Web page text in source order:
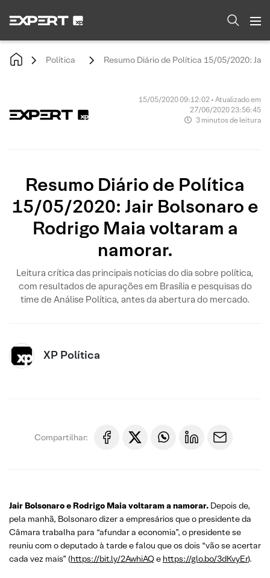
Política Resumo Diário de Política 15/05/2020:
15/05/2020 09:12:02 • Atualizado em
27/06/2020 23:56:45
3 minutos de leitura
Resumo Diário de Política
15/05/2020: Jair Bolsonaro e
Rodrigo Maia voltaram a
namorar.
Leitura crítica das principais notícias do dia sobre política,
com resultados de apurações em Brasília e pesquisas do
time de Análise Política, antes da abertura do mercado.
XP Política
Compartilhar:
Jair Bolsonaro e Rodrigo Maia voltaram a namorar. Depois de,
pela manhã, Bolsonaro dizer a empresários que o presidente da
Câmara trabalha para “afundar a economia”, o presidente se
reuniu com o deputado à tarde e falou que os dois “vão se acertar
cada vez mais” (https://bit.ly/2AwhiAQe https://glo.bo/3dKvyEr).